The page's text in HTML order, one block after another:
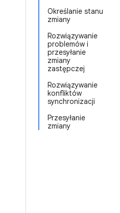
Określanie stanu
zmiany
Rozwiązywanie
problemów i
przesyłanie
zmiany
zastępczej
Rozwiązywanie
konfliktów
synchronizacji
Przesyłanie
zmiany